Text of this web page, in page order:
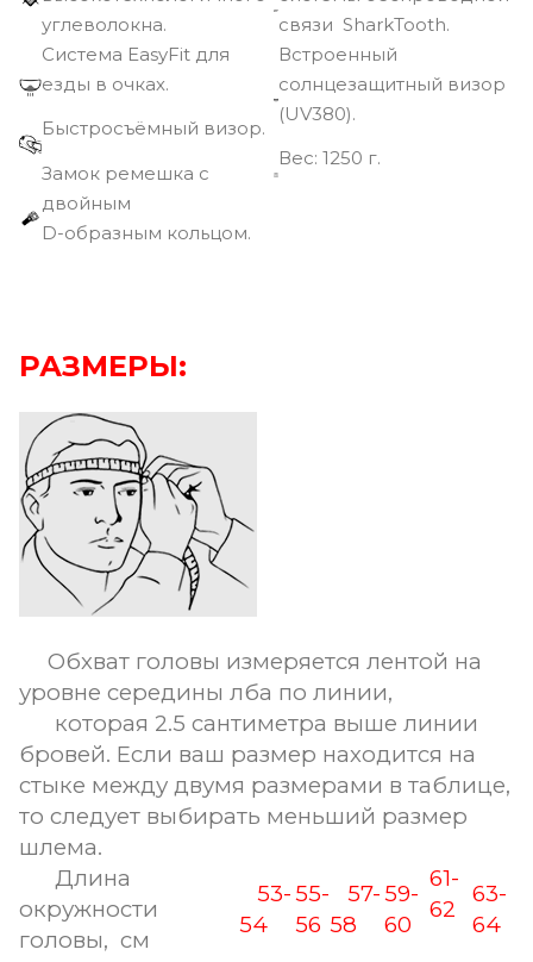
углеволокна.
Cистема EasyFit для
езды в очках.
Быстросъёмный визор.
Замок ремешка с
двойным
D-образным кольцом.
связи SharkTooth.
Встроенный
солнцезащитный визор
(UV380).
Вec: 1250 г.
РАЗМЕРЫ:
Обхват головы измеряется лентой на
уровне середины лба по линии,
которая 2.5 сантиметра выше линии
бровей. Если ваш размер находится на
стыке между двумя размерами в таблице,
то следует выбирать меньший размер
шлема.
Длина
окружности
головы, см
53-
54
55-
56
57-
58
59-
60
61-
62
63-
64